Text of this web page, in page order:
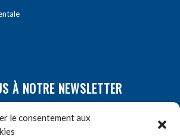
le consentement aux
À NOTRE NEWSLETTER